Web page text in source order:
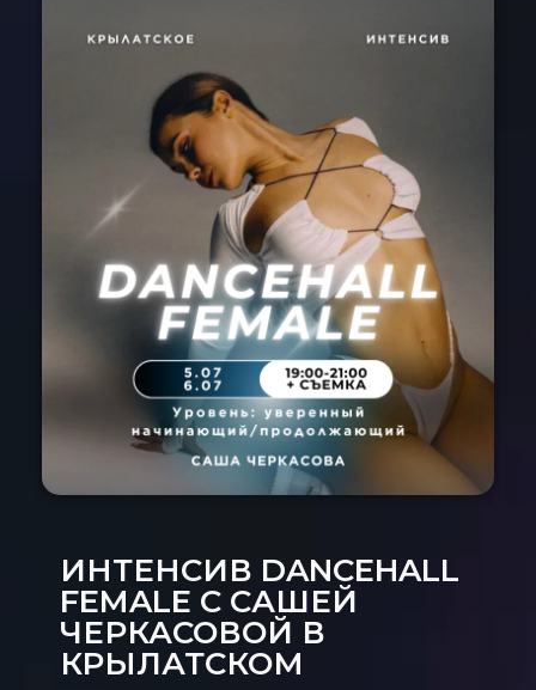
Расписание
Спец-курсы
Курсы с нуля
Групповые
Сочи 2024
Направления
Детские 5+
Взрослые 16+
Сочи 2024
Лагерь дети
Контакты
ИНТЕНСИВ DANCEHALL
FEMALE С САШЕЙ
ЧЕРКАСОВОЙ В
КРЫЛАТСКОМ